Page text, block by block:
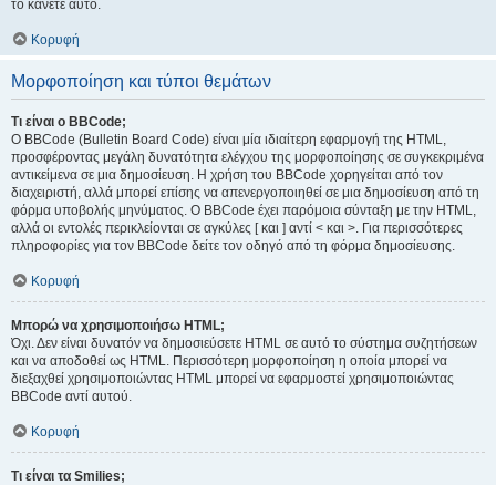
το κάνετε αυτό.
Κορυφή
Μορφοποίηση και τύποι θεμάτων
Τι είναι ο BBCode;
Ο BBCode (Bulletin Board Code) είναι μία ιδιαίτερη εφαρμογή της HTML,
προσφέροντας μεγάλη δυνατότητα ελέγχου της μορφοποίησης σε συγκεκριμένα
αντικείμενα σε μια δημοσίευση. Η χρήση του BBCode χορηγείται από τον
διαχειριστή, αλλά μπορεί επίσης να απενεργοποιηθεί σε μια δημοσίευση από τη
φόρμα υποβολής μηνύματος. Ο BBCode έχει παρόμοια σύνταξη με την HTML,
αλλά οι εντολές περικλείονται σε αγκύλες [ και ] αντί < και >. Για περισσότερες
πληροφορίες για τον BBCode δείτε τον οδηγό από τη φόρμα δημοσίευσης.
Κορυφή
Μπορώ να χρησιμοποιήσω HTML;
Όχι. Δεν είναι δυνατόν να δημοσιεύσετε HTML σε αυτό το σύστημα συζητήσεων
και να αποδοθεί ως HTML. Περισσότερη μορφοποίηση η οποία μπορεί να
διεξαχθεί χρησιμοποιώντας HTML μπορεί να εφαρμοστεί χρησιμοποιώντας
BBCode αντί αυτού.
Κορυφή
Τι είναι τα Smilies;